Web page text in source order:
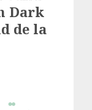
Dark
de la